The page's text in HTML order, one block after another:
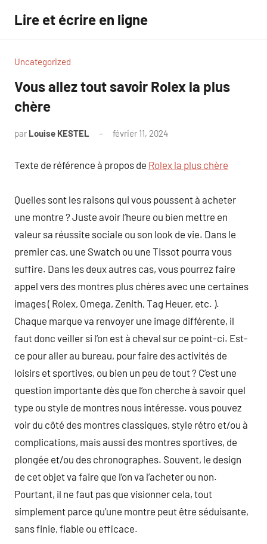
contenu
Lire et écrire en ligne
Uncategorized
Vous allez tout savoir Rolex la plus
chère
par Louise KESTEL février 11, 2024
Texte de référence à propos de Rolex la plus chère
Quelles sont les raisons qui vous poussent à acheter
une montre ? Juste avoir l’heure ou bien mettre en
valeur sa réussite sociale ou son look de vie. Dans le
premier cas, une Swatch ou une Tissot pourra vous
suffire. Dans les deux autres cas, vous pourrez faire
appel vers des montres plus chères avec une certaines
images ( Rolex, Omega, Zenith, Tag Heuer, etc. ).
Chaque marque va renvoyer une image différente, il
faut donc veiller si l’on est à cheval sur ce point-ci. Est-
ce pour aller au bureau, pour faire des activités de
loisirs et sportives, ou bien un peu de tout ? C’est une
question importante dès que l’on cherche à savoir quel
type ou style de montres nous intéresse. vous pouvez
voir du côté des montres classiques, style rétro et/ou à
complications, mais aussi des montres sportives, de
plongée et/ou des chronographes. Souvent, le design
de cet objet va faire que l’on va l’acheter ou non.
Pourtant, il ne faut pas que visionner cela, tout
simplement parce qu’une montre peut être séduisante,
sans finie, fiable ou efficace.